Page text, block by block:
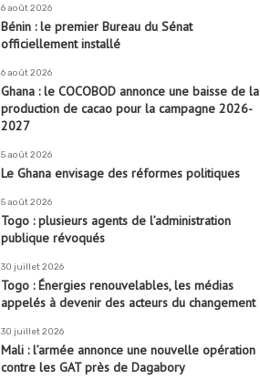
6 août 2026
Bénin : le premier Bureau du Sénat
officiellement installé
6 août 2026
Ghana : le COCOBOD annonce une baisse de la
production de cacao pour la campagne 2026-
2027
5 août 2026
Le Ghana envisage des réformes politiques
5 août 2026
Togo : plusieurs agents de l’administration
publique révoqués
30 juillet 2026
Togo : Énergies renouvelables, les médias
appelés à devenir des acteurs du changement
30 juillet 2026
Mali : l’armée annonce une nouvelle opération
contre les GAT près de Dagabory